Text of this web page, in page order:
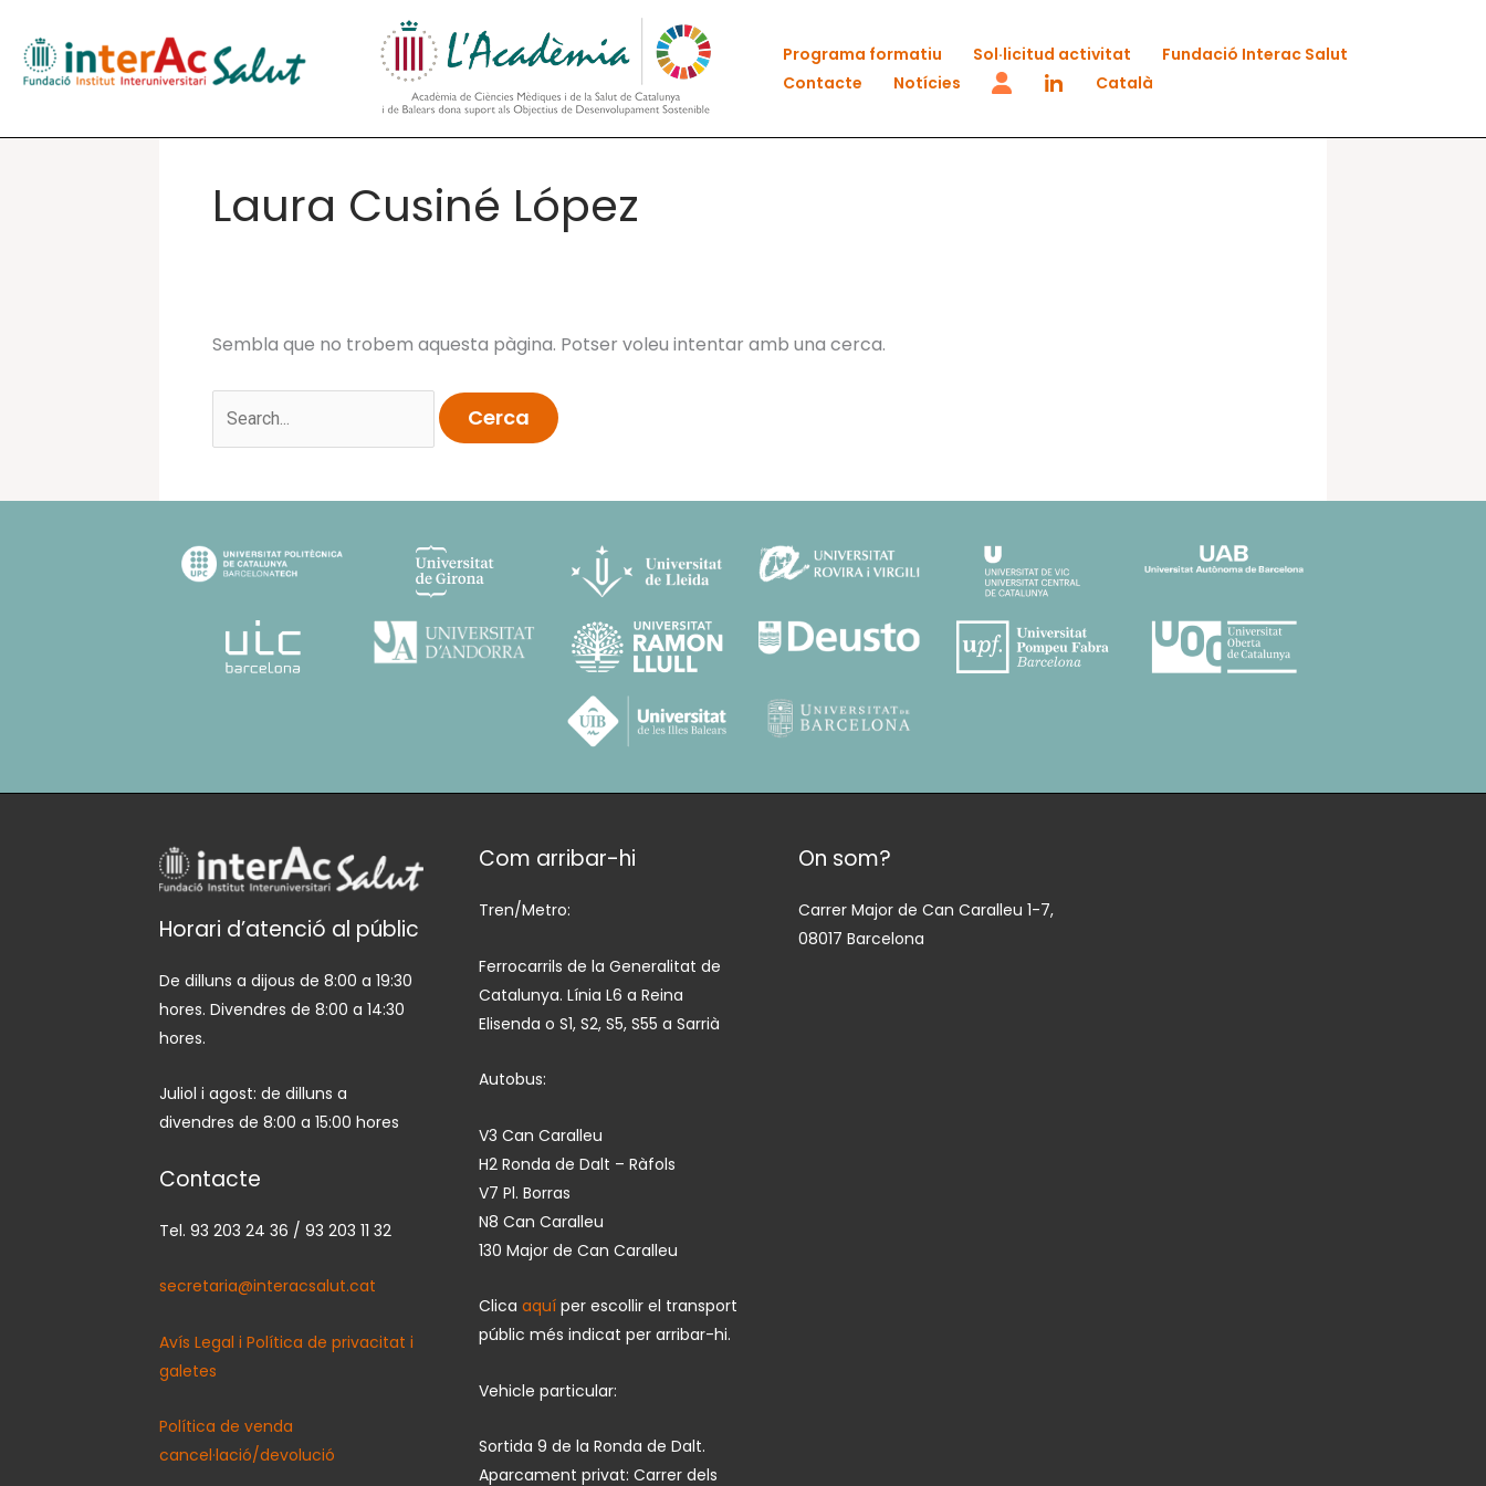
contingut
Programa formatiu Sol·licitud activitat
Fundació Interac Salut
Contacte
Notícies Català
Laura Cusiné López
Sembla que no trobem aquesta pàgina. Potser voleu intentar amb una cerca.
Horari d’atenció al públic
De dilluns a dijous de 8:00 a 19:30
hores. Divendres de 8:00 a 14:30
hores.
Juliol i agost: de dilluns a
divendres de 8:00 a 15:00 hores
Contacte
Tel. 93 203 24 36 / 93 203 11 32
secretaria@interacsalut.cat
Avís Legal i Política de privacitat i
galetes
Política de venda
cancel·lació/devolució
Com arribar-hi
Tren/Metro:
Ferrocarrils de la Generalitat de
Catalunya. Línia L6 a Reina
Elisenda o S1, S2, S5, S55 a Sarrià
Autobus:
V3 Can Caralleu
H2 Ronda de Dalt – Ràfols
V7 Pl. Borras
N8 Can Caralleu
130 Major de Can Caralleu
Clica aquí per escollir el transport
públic més indicat per arribar-hi.
Vehicle particular:
Sortida 9 de la Ronda de Dalt.
Aparcament privat: Carrer dels
On som?
Carrer Major de Can Caralleu 1-7,
08017 Barcelona